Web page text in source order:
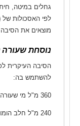
גחלים במיטה,
מוצאים את
נוסחת שעורה
הסיבה העיקרית
להשתמש בה:
360 מ"ל מי שעורה
240 מ"ל חלב הומוגני